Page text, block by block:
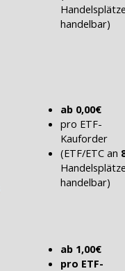
handelbar)
ab 0,00€
pro ETF-
Kauforder
(ETF/ETC an
handelbar)
ab 1,00€
pro ETF-